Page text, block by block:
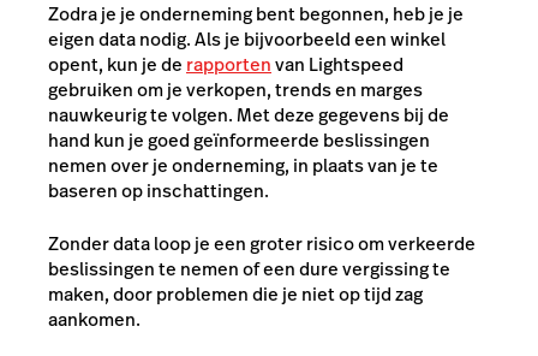
Zodra je je onderneming bent begonnen, heb je je
eigen data nodig. Als je bijvoorbeeld een winkel
opent, kun je de rapportenvan Lightspeed
gebruiken om je verkopen, trends en marges
nauwkeurig te volgen. Met deze gegevens bij de
hand kun je goed geïnformeerde beslissingen
nemen over je onderneming, in plaats van je te
baseren op inschattingen.
Zonder data loop je een groter risico om verkeerde
beslissingen te nemen of een dure vergissing te
maken, door problemen die je niet op tijd zag
aankomen.